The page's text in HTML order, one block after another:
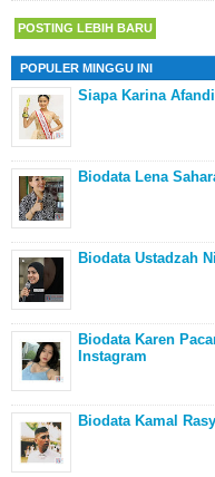
POSTING LEBIH BARU
POPULER MINGGU INI
Siapa Karina
Biodata Lena
Biodata Ustadzah
Biodata Karen
Instagram
Biodata Kamal